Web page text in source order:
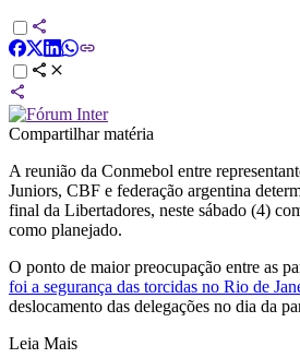
Compartilhar matéria
A reunião da Conmebol entre
Juniors, CBF e federação argentina
final da Libertadores, neste sábado (4)
como planejado.
O ponto de maior preocupação entre as
foi a segurança das torcidas no Rio de
deslocamento das delegações no dia da
Leia Mais